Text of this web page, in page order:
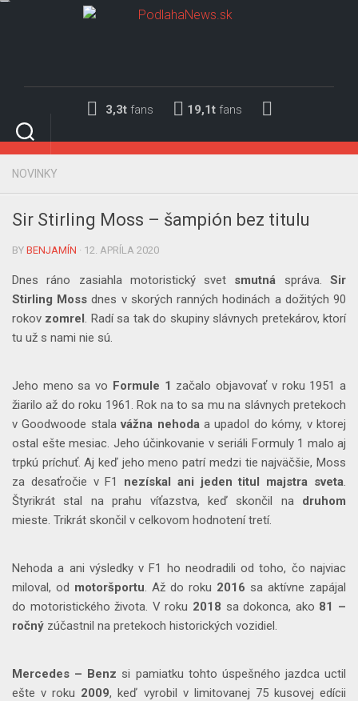
3,3tfans 19,1tfans
NOVINKY
Sir Stirling Moss – šampión bez titulu
BY BENJAMÍN · 12. APRÍLA 2020
Dnes ráno zasiahla motoristický svet smutná správa.Sir
Stirling Moss dnes v skorých ranných hodinách a dožitých 90
rokov zomrel. Radí sa tak do skupiny slávnych pretekárov, ktorí
tu už s nami nie sú.
Jeho meno sa vo Formule 1 začalo objavovať v roku 1951 a
žiarilo až do roku 1961. Rok na to sa mu na slávnych pretekoch
v Goodwoode stalavážna nehodaa upadol do kómy, v ktorej
ostal ešte mesiac. Jeho účinkovanie v seriáli Formuly 1 malo aj
trpkú príchuť. Aj keď jeho meno patrí medzi tie najväčšie, Moss
za desaťročie v F1 nezískal ani jeden titul majstra sveta.
Štyrikrát stal na prahu víťazstva, keď skončil na druhom
mieste. Trikrát skončil v celkovom hodnotení tretí.
Nehoda a ani výsledky v F1 ho neodradili od toho, čo najviac
miloval, od motoršportu. Až do roku 2016 sa aktívne zapájal
do motoristického života. V roku 2018 sa dokonca, ako 81 –
ročný zúčastnil na pretekoch historických vozidiel.
Mercedes – Benz si pamiatku tohto úspešného jazdca uctil
ešte v roku 2009, keď vyrobil v limitovanej 75 kusovej edícii